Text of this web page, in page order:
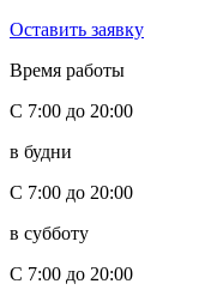
Оставить заявку
Время работы
С 7:00 до 20:00
в будни
С 7:00 до 20:00
в субботу
С 7:00 до 20:00